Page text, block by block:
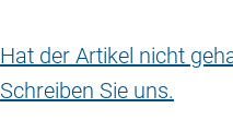
Hat der Artikel nicht
Schreiben Sie uns.